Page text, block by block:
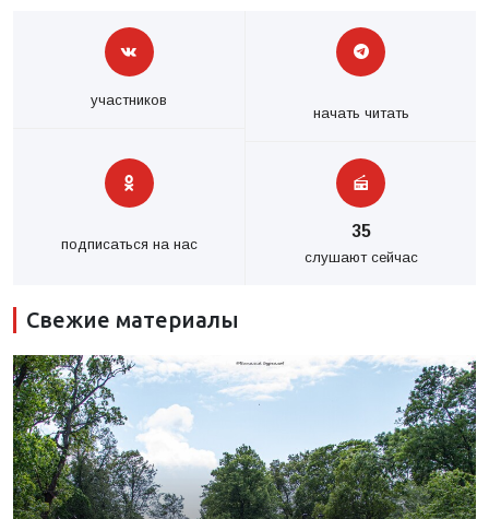
участников
начать читать
подписаться на нас
35
слушают сейчас
Свежие материалы